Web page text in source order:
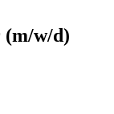
(m/w/d)